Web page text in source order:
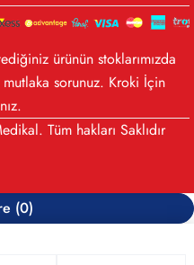
ürünün stoklarımızda
mutlaka sorunuz. Kroki İçin
.
Tüm hakları Saklıdır
(0)